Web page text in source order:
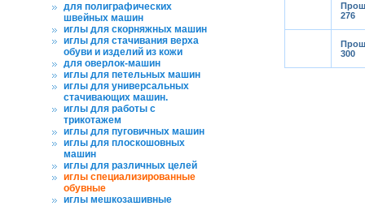
для полиграфических
швейных машин
иглы для скорняжных машин
иглы для стачивания верха
обуви и изделий из кожи
для оверлок-машин
иглы для петельных машин
иглы для универсальных
стачивающих машин.
иглы для работы с
трикотажем
иглы для пуговичных машин
иглы для плоскошовных
машин
иглы для различных целей
иглы специализированные
обувные
иглы мешкозашивные
276
300